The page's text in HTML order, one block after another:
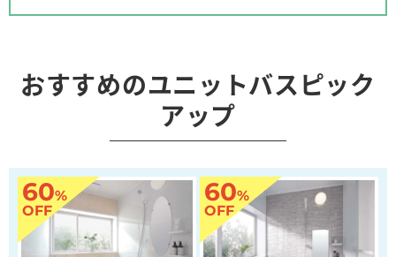
おすすめのユニットバスピック
アップ
60%
OFF
60%
OFF